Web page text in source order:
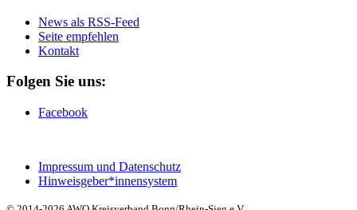
News als RSS-Feed
Seite empfehlen
Kontakt
Folgen Sie uns:
Facebook
Impressum und Datenschutz
Hinweisgeber*innensystem